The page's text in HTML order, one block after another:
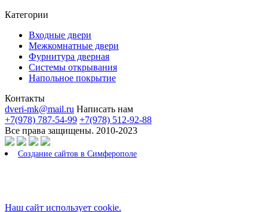
Категории
Входные двери
Межкомнатные двери
Фурнитура дверная
Системы открывания
Напольное покрытие
Контакты
dveri-mk@mail.ru Написать нам
+7(978) 787-54-99 +7(978) 512-92-88
Все права защищены. 2010-2023
Создание сайтов в Симферополе
Наш сайт использует cookie.